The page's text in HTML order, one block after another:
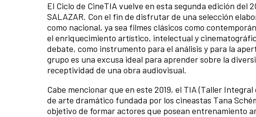
El Ciclo de CineTIA vuelve en esta segunda edición del
SALAZAR. Con el fin de disfrutar de una selección
como nacional, ya sea filmes clásicos como
el enriquecimiento artístico, intelectual y
debate, como instrumento para el análisis y para la
grupo es una excusa ideal para aprender sobre la
receptividad de una obra audiovisual.
Cabe mencionar que en este 2019, el TIA (Taller
de arte dramático fundada por los cineastas Tana
objetivo de formar actores que posean entrenamiento